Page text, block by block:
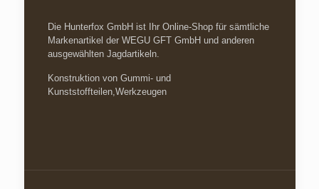
Die Hunterfox GmbH ist Ihr Online-Shop für sämtliche
Markenartikel der WEGU GFT GmbH und anderen
ausgewählten Jagdartikeln.
Konstruktion von Gummi- und
Kunststoffteilen,Werkzeugen